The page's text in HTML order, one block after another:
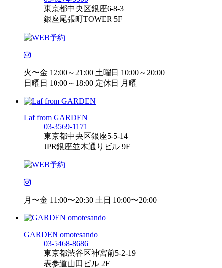
東京都中央区銀座6-8-3
銀座尾張町TOWER 5F
火〜金 12:00～21:00 土曜日 10:00～20:00
日曜日 10:00～18:00 定休日 月曜
Laf from GARDEN
03-3569-1171
東京都中央区銀座5-5-14
JPR銀座並木通りビル 9F
月〜金 11:00〜20:30 土日 10:00〜20:00
GARDEN omotesando
03-5468-8686
東京都渋谷区神宮前5-2-19
表参道山田ビル 2F